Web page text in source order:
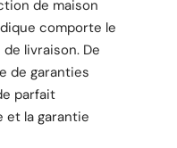
de maison
comporte le
livraison. De
de garanties
parfait
et la garantie